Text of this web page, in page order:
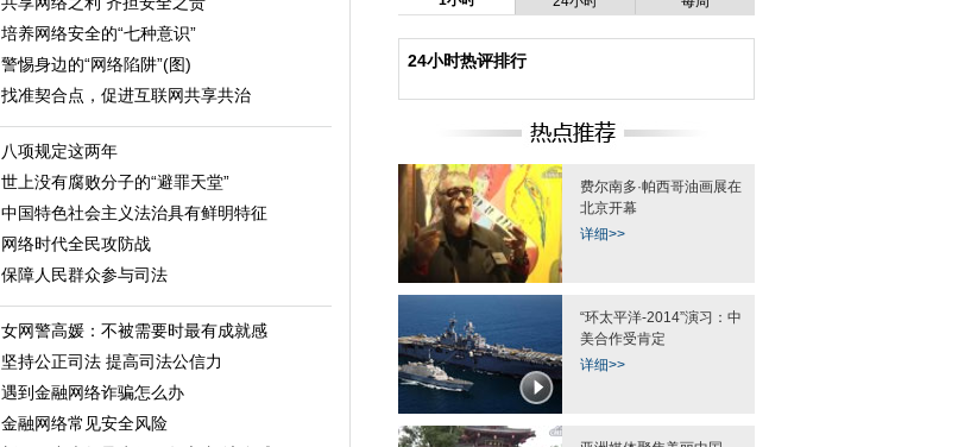
培养网络安全的“七种意识”
警惕身边的“网络陷阱”(图)
找准契合点，促进互联网共享共治
八项规定这两年
世上没有腐败分子的“避罪天堂”
中国特色社会主义法治具有鲜明特征
网络时代全民攻防战
保障人民群众参与司法
女网警高媛：不被需要时最有成就感
坚持公正司法 提高司法公信力
遇到金融网络诈骗怎么办
金融网络常见安全风险
24小时热评排行
费尔南多·帕西哥油画展在
北京开幕
详细>>
“环太平洋-2014”演习：中
美合作受肯定
详细>>